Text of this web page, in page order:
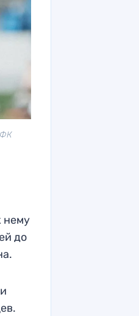
ФК
нему
до